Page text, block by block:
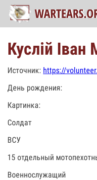
Куслій
Источник: https://
День рождения:
Картинка:
Солдат
ВСУ
15 отдельный
Военнослужащий